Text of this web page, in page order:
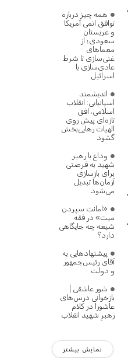
همه چیز درباره
توافق اتمی آمریکا
و عربستان
سعودی؛ از
معماهای
غنی‌سازی تا شرط
عادی‌سازی با
اسرائیل
اندیشمند
اسپانیایی: انقلاب
اسلامی، افق
تازه‌ای پیش روی
الهیات رهایی‌بخش
گشود
وداع با رهبر
شهید به فرصتی
برای بازسازی
آرمان‌ها تبدیل
می‌شود
«امانت سپردن
میت» در فقه
شیعه چه جایگاهی
دارد؟
پیشنهادهایی به
آقای رئیس‌جمهور
و دولت
شور عاشقی |
بازخوانی درس‌های
عاشورا در کلام
رهبرِ شهید انقلاب
نمایش بیشتر